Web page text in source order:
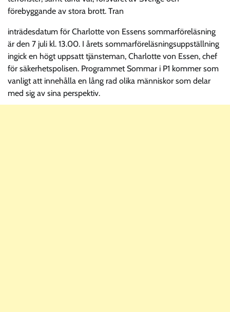
förebyggande av stora brott. Tran
inträdesdatum för Charlotte von Essens sommarföreläsning
är den 7 juli kl. 13.00. I årets sommarföreläsningsuppställning
ingick en högt uppsatt tjänsteman, Charlotte von Essen, chef
för säkerhetspolisen. Programmet Sommar i P1 kommer som
vanligt att innehålla en lång rad olika människor som delar
med sig av sina perspektiv.